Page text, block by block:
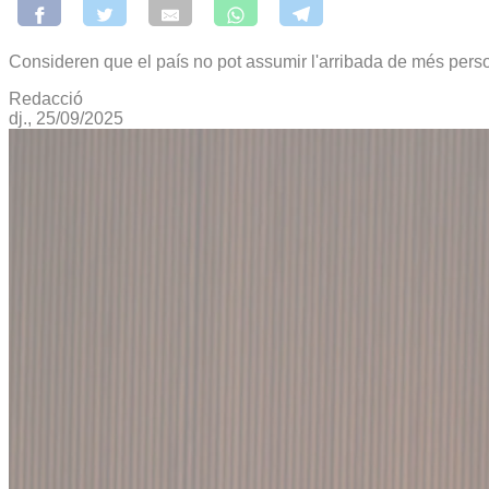
Consideren que el país no pot assumir l'arribada de més
Redacció
dj., 25/09/2025